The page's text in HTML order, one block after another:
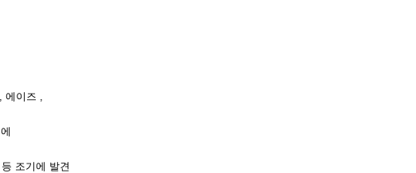
에이즈 ,
조기에 발견